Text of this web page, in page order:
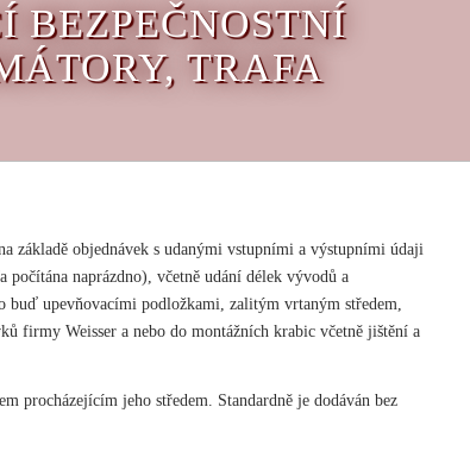
BEZPEČNOSTNÍ
TRAFA
základě objednávek s udanými vstupními a výstupními údaji
naprázdno), včetně udání délek vývodů a
buď upevňovacími podložkami, zalitým vrtaným středem,
firmy Weisser a nebo do montážních krabic včetně jištění a
procházejícím jeho středem. Standardně je dodáván bez